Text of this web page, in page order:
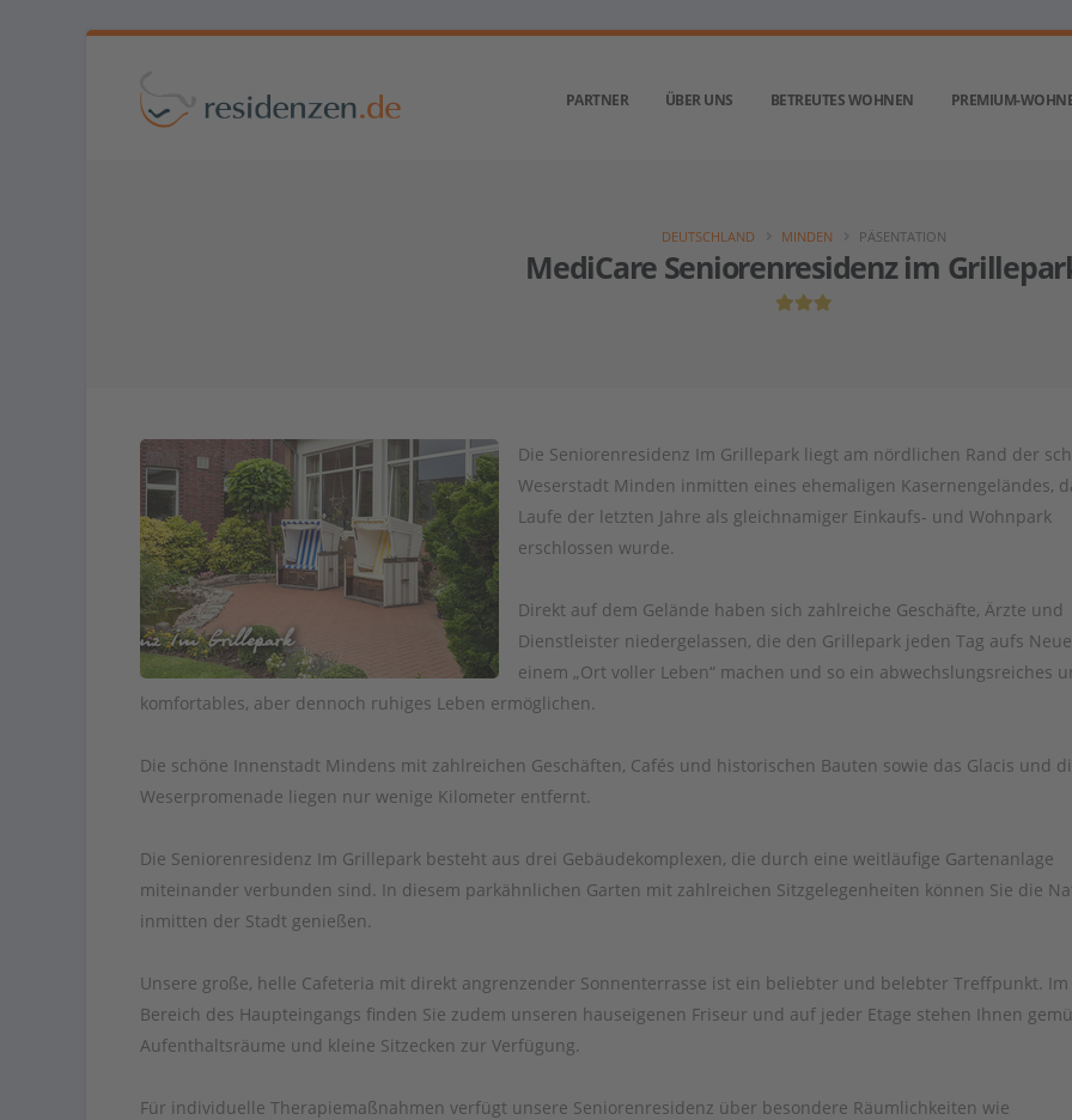
PARTNER ÜBER UNS BETREUTES WOHNEN PREMIUM-
MediCare Seniorenresidenz im
DEUTSCHLAND MINDEN PÄSENTATION
Die Seniorenresidenz Im Grillepark liegt am nördlichen Rand der
Weserstadt Minden inmitten eines ehemaligen Kasernengeländes,
Laufe der letzten Jahre als gleichnamiger Einkaufs- und Wohnpark
erschlossen wurde.
Direkt auf dem Gelände haben sich zahlreiche Geschäfte, Ärzte und
Dienstleister niedergelassen, die den Grillepark jeden Tag aufs
einem „Ort voller Leben“ machen und so ein abwechslungsreiches
komfortables, aber dennoch ruhiges Leben ermöglichen.
Die schöne Innenstadt Mindens mit zahlreichen Geschäften, Cafés und historischen Bauten sowie das Glacis und
Weserpromenade liegen nur wenige Kilometer entfernt.
Die Seniorenresidenz Im Grillepark besteht aus drei Gebäudekomplexen, die durch eine weitläufige Gartenanlage
miteinander verbunden sind. In diesem parkähnlichen Garten mit zahlreichen Sitzgelegenheiten können Sie die
inmitten der Stadt genießen.
Unsere große, helle Cafeteria mit direkt angrenzender Sonnenterrasse ist ein beliebter und belebter Treffpunkt. Im
Bereich des Haupteingangs finden Sie zudem unseren hauseigenen Friseur und auf jeder Etage stehen Ihnen
Aufenthaltsräume und kleine Sitzecken zur Verfügung.
Für individuelle Therapiemaßnahmen verfügt unsere Seniorenresidenz über besondere Räumlichkeiten wie